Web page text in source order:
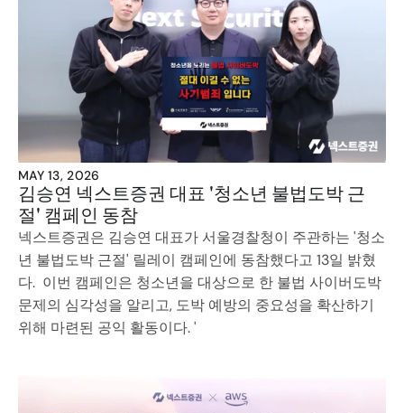
MAY 13, 2026
김승연 넥스트증권 대표 '청소년 불법도박 근
절' 캠페인 동참
넥스트증권은 김승연 대표가 서울경찰청이 주관하는 '청소
년 불법도박 근절' 릴레이 캠페인에 동참했다고 13일 밝혔
다.  이번 캠페인은 청소년을 대상으로 한 불법 사이버도박
문제의 심각성을 알리고, 도박 예방의 중요성을 확산하기
위해 마련된 공익 활동이다. '